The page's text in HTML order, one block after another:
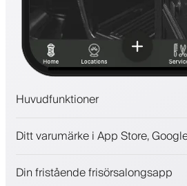
Huvudfunktioner
Betalningar, depositionsavgift
Engagera kunder med ett
Ditt varumärke i App Store,
Din fristående frisörsalongsapp